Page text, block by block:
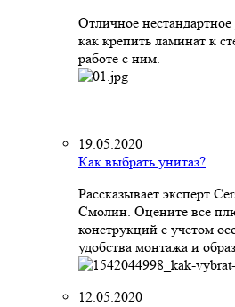
Отличное
как крепить ламинат к
работе с ним.
19.05.2020
Как выбрать унитаз?
Рассказывает эксперт
Смолин. Оцените все
конструкций с учетом
удобства монтажа и
12.05.2020